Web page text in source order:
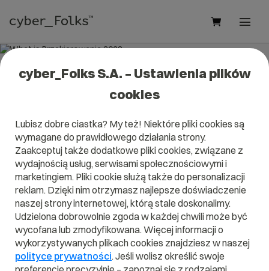
What is Przekierowanie 302?
It will help you better understand what exactly it is
Przekierowanie 302and what is the meaning to you in
everyday use.
A B C D E F G H
I
J
K L M N O P Q
S
T U V W X Y Z
cyber_Folks S.A. – Ustawienia plików
cookies
Lubisz dobre ciastka? My też! Niektóre pliki cookies są
wymagane do prawidłowego działania strony.
Zaakceptuj także dodatkowe pliki cookies, związane z
wydajnością usług, serwisami społecznościowymi i
marketingiem. Pliki cookie służą także do personalizacji
reklam. Dzięki nim otrzymasz najlepsze doświadczenie
naszej strony internetowej, którą stale doskonalimy.
Udzielona dobrowolnie zgoda w każdej chwili może być
wycofana lub zmodyfikowana. Więcej informacji o
wykorzystywanych plikach cookies znajdziesz w naszej
polityce prywatności. Jeśli wolisz określić swoje